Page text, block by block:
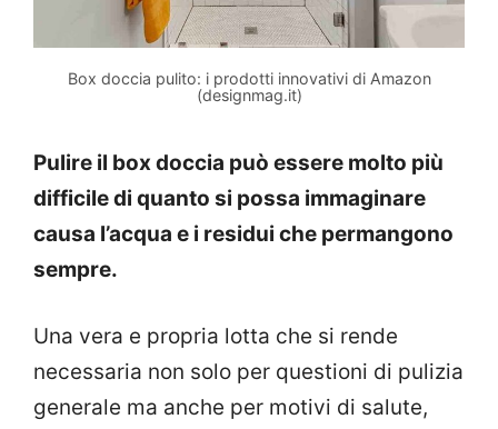
Box doccia pulito: i prodotti innovativi di Amazon
(designmag.it)
Pulire il box doccia può essere molto più
difficile di quanto si possa immaginare
causa l’acqua e i residui che permangono
sempre.
Una vera e propria lotta che si rende
necessaria non solo per questioni di pulizia
generale ma anche per motivi di salute,